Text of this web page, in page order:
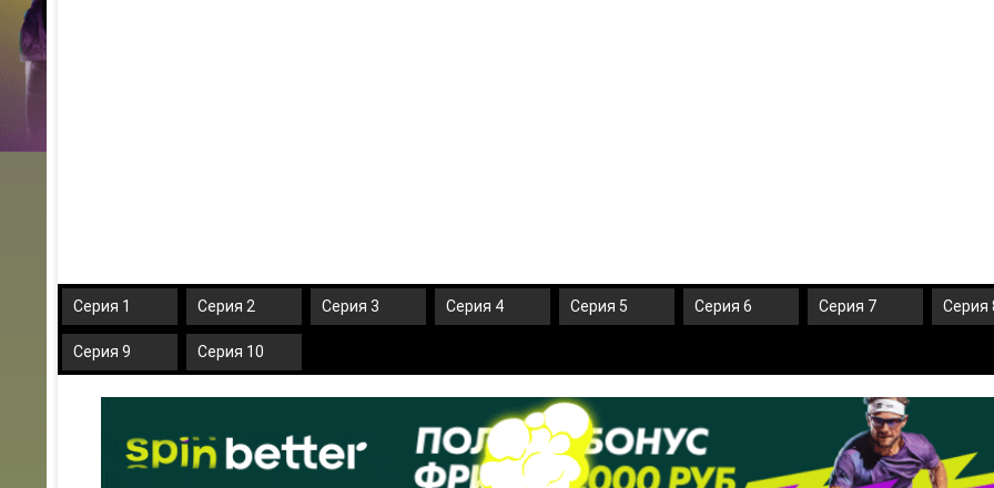
Серия 1 Серия 2 Серия 3 Серия 4 Серия 5 Серия 6 Серия 7 Серия
Серия 9 Серия 10